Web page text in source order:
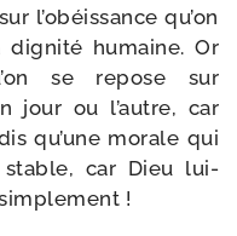
l’o­béis­sance qu’on
humaine. Or
se repose sur
jour ou l’autre, car
qu’une morale qui
car Dieu lui-​
!